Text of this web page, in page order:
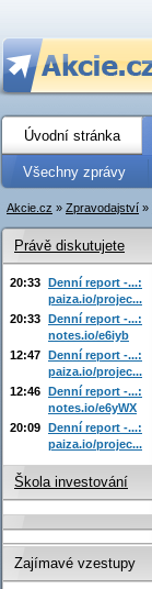
Úvodní stránka
Všechny zprávy
Akcie.cz » Zpravodajství »
Právě diskutujete
20:33 Denní report -...:
paiza.io/projec...
20:33 Denní report -...:
notes.io/e6iyb
12:47 Denní report -...:
paiza.io/projec...
12:46 Denní report -...:
notes.io/e6yWX
20:09 Denní report -...:
paiza.io/projec...
Škola investování
Zajímavé vzestupy